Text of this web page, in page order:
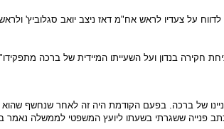
על צעדיו לראש אח"מ דאז ניצב יואב סגלוביץ'
חקירה בנדון ועל השעייתו המיידית של ברכה מתפקידו".
של ברכה. בפעם הקודמת היה זה לאחר שנחשף שהוא
פנייה ששגרתי בשעתו ליועץ המשפטי לממשלה נאמר